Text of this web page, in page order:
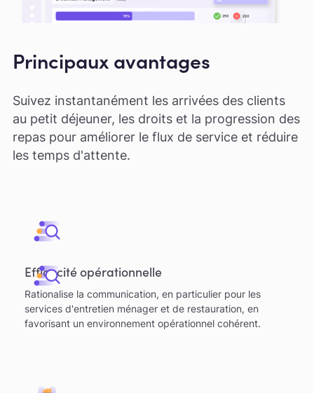
Principaux avantages
Suivez instantanément les arrivées des clients
au petit déjeuner, les droits et la progression des
repas pour améliorer le flux de service et réduire
les temps d'attente.
Efficacité opérationnelle
Rationalise la communication, en particulier pour les
services d'entretien ménager et de restauration, en
favorisant un environnement opérationnel cohérent.